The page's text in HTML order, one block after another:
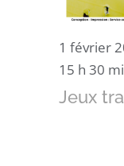
1 février
15 h 30
Jeux